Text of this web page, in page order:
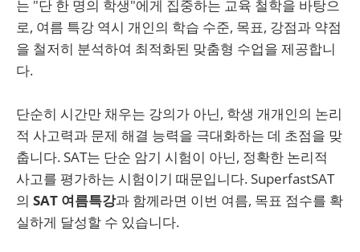
는 "단 한 명의 학생"에게 집중하는 교육 철학을 바탕으
로, 여름 특강 역시 개인의 학습 수준, 목표, 강점과 약점
을 철저히 분석하여 최적화된 맞춤형 수업을 제공합니
다.
단순히 시간만 채우는 강의가 아닌, 학생 개개인의 논리
적 사고력과 문제 해결 능력을 극대화하는 데 초점을 맞
춥니다. SAT는 단순 암기 시험이 아닌, 정확한 논리적
사고를 평가하는 시험이기 때문입니다. SuperfastSAT
의 SAT 여름특강과 함께라면 이번 여름, 목표 점수를 확
실하게 달성할 수 있습니다.